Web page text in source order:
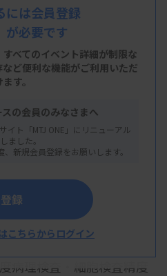
学・病理学実習室
病理検査・細胞検査精度
には会員登録
が必要です
べてのイベント詳細が制限な
など便利な機能がご利用いただ
す。
の会員のみなさまへ
イト「MTJ ONE」にリニューアル
ました。
新規会員登録をお願いします。
録
こちらからログイン